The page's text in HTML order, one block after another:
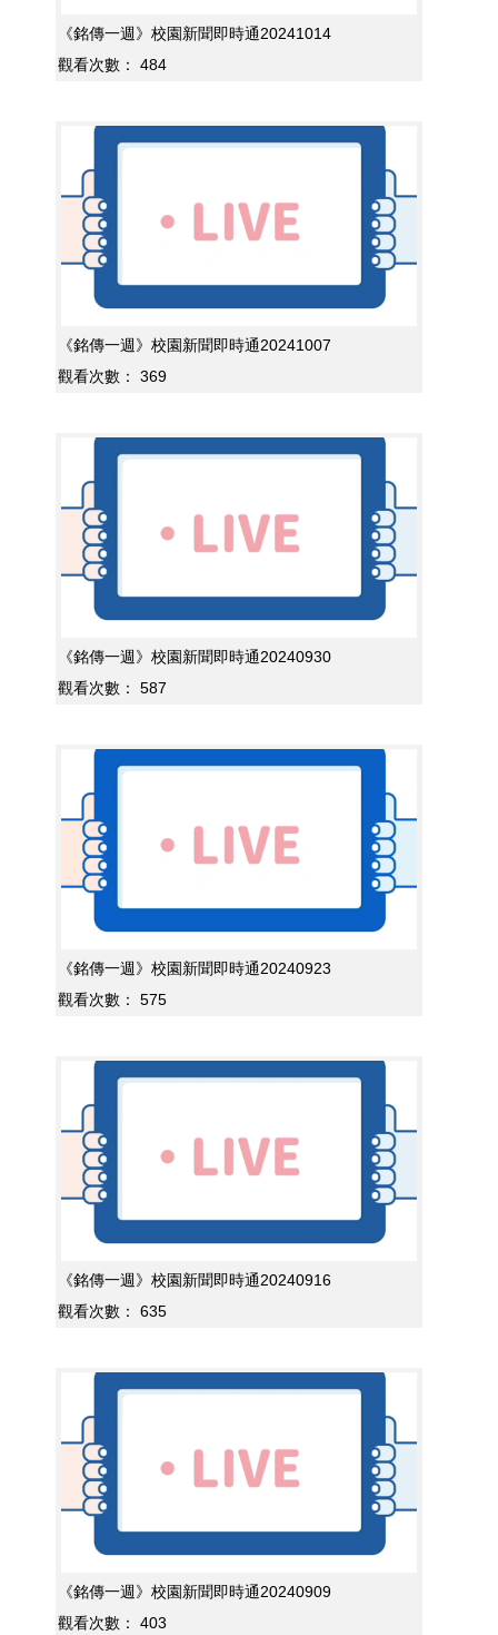
《銘傳一週》校園新聞即時通20241014
觀看次數：
484
《銘傳一週》校園新聞即時通20241007
觀看次數：
369
《銘傳一週》校園新聞即時通20240930
觀看次數：
587
《銘傳一週》校園新聞即時通20240923
觀看次數：
575
《銘傳一週》校園新聞即時通20240916
觀看次數：
635
《銘傳一週》校園新聞即時通20240909
觀看次數：
403